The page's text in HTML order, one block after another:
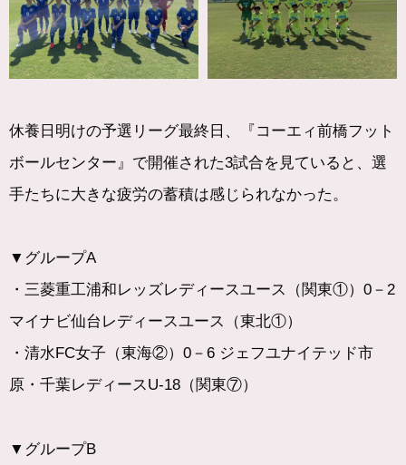
休養日明けの予選リーグ最終日、『コーエィ前橋フット
ボールセンター』で開催された3試合を見ていると、選
手たちに大きな疲労の蓄積は感じられなかった。
▼グループA
・三菱重工浦和レッズレディースユース（関東①）0－2
マイナビ仙台レディースユース（東北①）
・清水FC女子（東海②）0－6 ジェフユナイテッド市
原・千葉レディースU-18（関東⑦）
▼グループB